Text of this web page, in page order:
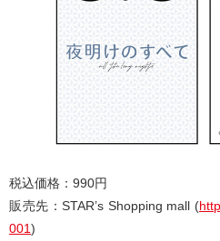
税込価格：990円
販売先：STAR’s Shopping mall (
001)